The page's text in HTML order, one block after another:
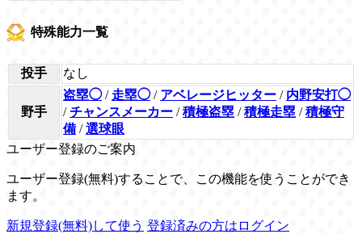
特殊能力一覧
投手 なし
野手
盗塁◯/ 走塁◯/ アベレージヒッター / 内野安打◯
/チャンスメーカー /積極盗塁 /積極走塁 /積極守
備 /選球眼
ユーザー登録のご案内
ユーザー登録(無料)することで、この機能を使うことができ
ます。
新規登録(無料)して使う 登録済みの方はログイン